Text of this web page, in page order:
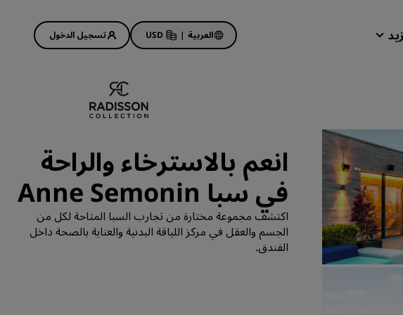
العربية |
USD تسجيل الدخول
مجهزة
المطار
والمرتقب افتتاحها قريبًا
عروض الفنادق
ابدأ الآن لربح الكثير
Deals of the Day
احجز مقدمًا
اطلع على الباقات المتاحة لدينا
انعم بالاسترخاء والراحة
في سبا Anne Semonin
اكتشف مجموعة مختارة من تجارب السبا المتاحة لكل من
الجسم والعقل في مركز اللياقة البدنية والعناية بالصحة داخل
الفندق.